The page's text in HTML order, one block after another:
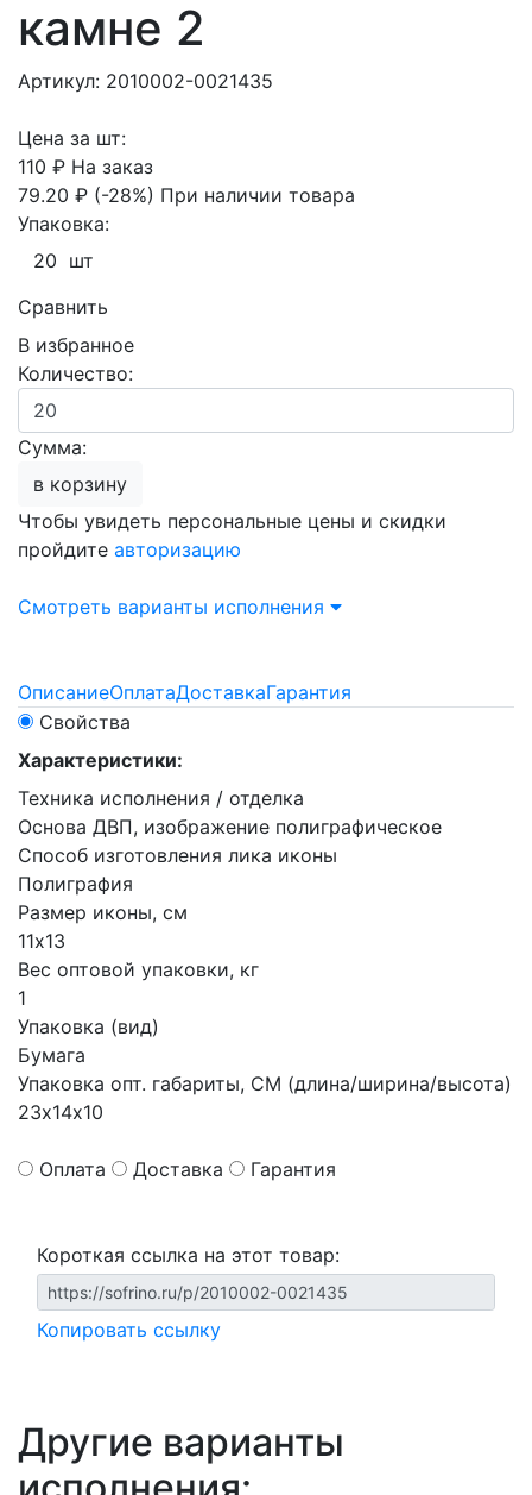
камне 2
Артикул: 2010002-0021435
Цена за шт:
110 ₽ На заказ
79.20 ₽ (-28%) При наличии товара
Упаковка:
20 шт
Сравнить
В избранное
Количество:
Сумма:
в корзину
Чтобы увидеть персональные цены и скидки
пройдите авторизацию
Смотреть варианты исполнения
ОписаниеОплатаДоставкаГарантия
Свойства
Характеристики:
Техника исполнения / отделка
Основа ДВП, изображение полиграфическое
Способ изготовления лика иконы
Полиграфия
Размер иконы, см
11х13
Вес оптовой упаковки, кг
1
Упаковка (вид)
Бумага
Упаковка опт. габариты, СМ (длина/ширина/высота)
23х14х10
Оплата Доставка Гарантия
Короткая ссылка на этот товар:
Копировать ссылку
Другие варианты